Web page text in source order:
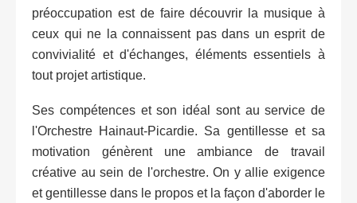
préoccupation est de faire découvrir la musique à
ceux qui ne la connaissent pas dans un esprit de
convivialité et d'échanges, éléments essentiels à
tout projet artistique.
Ses compétences et son idéal sont au service de
l'Orchestre Hainaut-Picardie. Sa gentillesse et sa
motivation génèrent une ambiance de travail
créative au sein de l'orchestre. On y allie exigence
et gentillesse dans le propos et la façon d'aborder le